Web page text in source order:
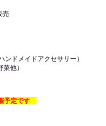
売
ドメイドアクセサリー）
他）
予定です